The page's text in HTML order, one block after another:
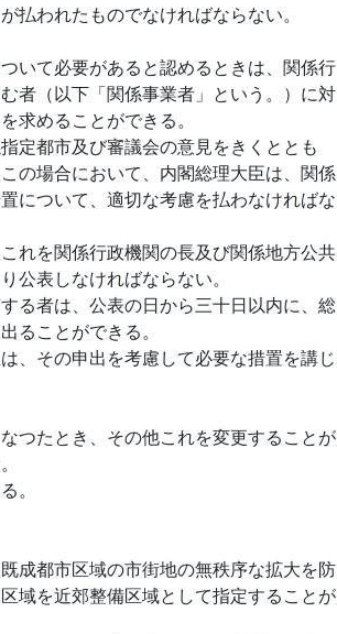
払われたものでなければならない。
いて必要があると認めるときは、関係行
者（以下「関係事業者」という。）に対
求めることができる。
定都市及び審議会の意見をきくととも
の場合において、内閣総理大臣は、関係
について、適切な考慮を払わなければな
れを関係行政機関の長及び関係地方公共
公表しなければならない。
る者は、公表の日から三十日以内に、総
ることができる。
、その申出を考慮して必要な措置を講じ
つたとき、その他これを変更することが
。
成都市区域の市街地の無秩序な拡大を防
域を近郊整備区域として指定することが